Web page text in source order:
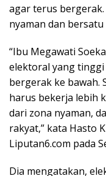
agar terus
nyaman dan
“Ibu Megawati
elektoral yang
bergerak ke bawah.
harus bekerja lebih
dari zona nyaman,
rakyat,” kata Hasto
Liputan6.com pada
Dia mengatakan,